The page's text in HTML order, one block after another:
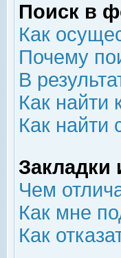
Поиск в
Как
Почему
В
Как найти
Как найти
Закладки
Чем
Как мне
Как